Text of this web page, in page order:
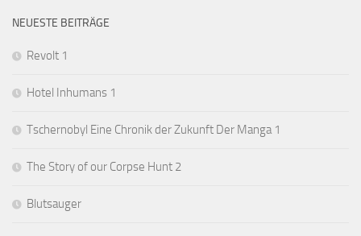
NEUESTE BEITRÄGE
Revolt 1
Hotel Inhumans 1
Tschernobyl Eine Chronik der Zukunft Der Manga 1
The Story of our Corpse Hunt 2
Blutsauger